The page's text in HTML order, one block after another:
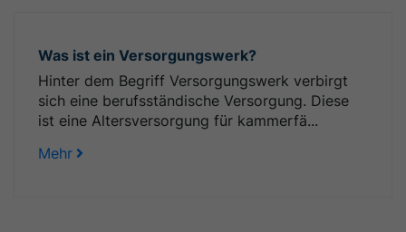
Was ist ein Versorgungswerk?
Hinter dem Begriff Versorgungswerk verbirgt
sich eine berufsständische Versorgung. Diese
ist eine Altersversorgung für kammerfä...
Mehr